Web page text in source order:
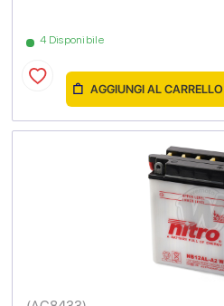
4 Disponibile
AGGIUNGI AL CARRELLO